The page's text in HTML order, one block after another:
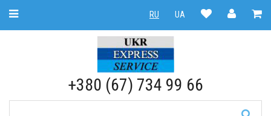
Toggle Navigation UA
RU |
RU
+380 (67) 734 99 66